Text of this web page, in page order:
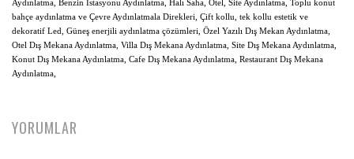
Aydınlatma, Benzin İstasyonu Aydınlatma, Halı Saha, Otel, Site Aydınlatma, Toplu konut
bahçe aydınlatma ve Çevre Aydınlatmala Direkleri, Çift kollu, tek kollu estetik ve
dekoratif Led, Güneş enerjili aydınlatma çözümleri,
Özel Yazılı Dış Mekan Aydınlatma,
Otel Dış Mekana Aydınlatma, Villa Dış Mekana Aydınlatma, Site Dış Mekana Aydınlatma,
Konut Dış Mekana Aydınlatma, Cafe Dış Mekana Aydınlatma, Restaurant Dış Mekana
Aydınlatma,
YORUMLAR